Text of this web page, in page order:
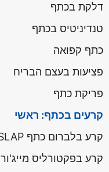
דלקת בכתף
טנדיניטיס בכתף
כתף קפואה
פציעות בעצם הבריח
פריקת כתף
קרעים בכתף: ראשי
קרע בלברום כתף SLAP
קרע בפקטורליס מייג'ור